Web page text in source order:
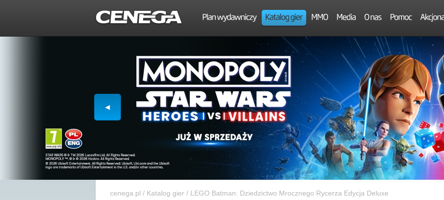
cenega.pl / Katalog gier/ LEGO Batman: Dziedzictwo Mrocznego Rycerza Edycja Deluxe